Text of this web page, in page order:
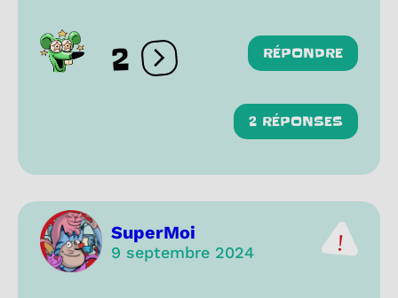
2 Ouvrir les réactions
RÉPONDRE
2 RÉPONSES
SuperMoi
9 septembre 2024